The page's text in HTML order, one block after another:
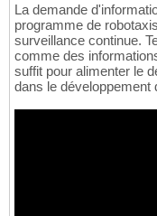
La demande
programme de
surveillance continue.
comme des
suffit pour alimenter le
dans le développement